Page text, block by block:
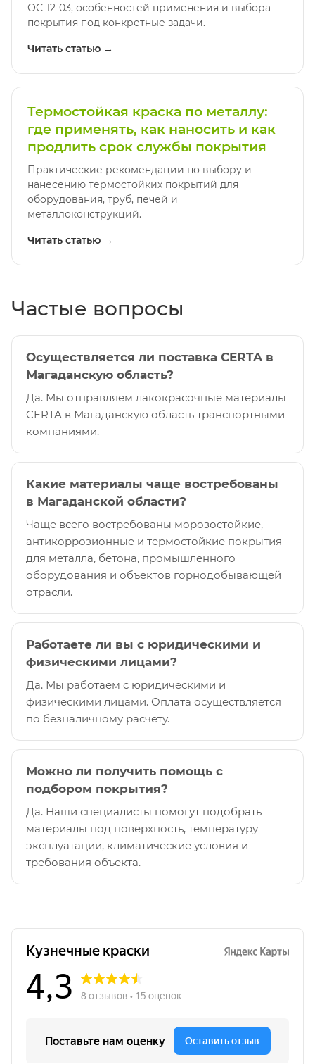
ОС-12-03, особенностей применения и выбора
покрытия под конкретные задачи.
Читать статью →
Термостойкая краска по металлу:
где применять, как наносить и как
продлить срок службы покрытия
Практические рекомендации по выбору и
нанесению термостойких покрытий для
оборудования, труб, печей и
металлоконструкций.
Читать статью →
Частые вопросы
Осуществляется ли поставка CERTA в
Магаданскую область?
Да. Мы отправляем лакокрасочные материалы
CERTA в Магаданскую область транспортными
компаниями.
Какие материалы чаще востребованы
в Магаданской области?
Чаще всего востребованы морозостойкие,
антикоррозионные и термостойкие покрытия
для металла, бетона, промышленного
оборудования и объектов горнодобывающей
отрасли.
Работаете ли вы с юридическими и
физическими лицами?
Да. Мы работаем с юридическими и
физическими лицами. Оплата осуществляется
по безналичному расчету.
Можно ли получить помощь с
подбором покрытия?
Да. Наши специалисты помогут подобрать
материалы под поверхность, температуру
эксплуатации, климатические условия и
требования объекта.